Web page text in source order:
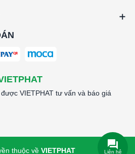
VIETPHAT tư vấn và báo giá
thuộc về VIETPHAT Liên hệ